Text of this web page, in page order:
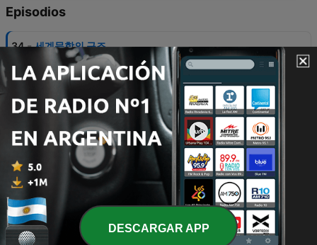
Episodios
34 - 세계문학의 구조
31 dic. 2025
25(12-1) 江湖라는 공간, 想起된 시간 ― 왕가위의 〈번
화繁花〉에 대하여
32 - p2p 커먼즈 선언
21 dic. 2025
31 가라타니 고진의 후계자는 누구인가?
15 dic. 2025
30 - 25(11-2) 전후, 포스트모던의 조건
DESCARGAR APP